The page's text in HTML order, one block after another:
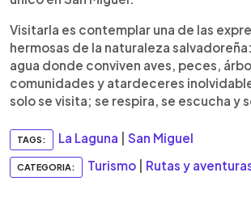
Visitarla es contemplar una de las
hermosas de la naturaleza
agua donde conviven aves, peces,
comunidades y atardeceres
solo se visita; se respira, se escucha y
TAGS: La Laguna San Miguel
CATEGORIA: Turismo Rutas y